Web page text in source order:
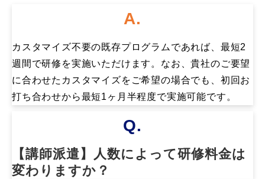
A.
カスタマイズ不要の既存プログラムであれば、最短2
週間で研修を実施いただけます。なお、貴社のご要望
に合わせたカスタマイズをご希望の場合でも、初回お
打ち合わせから最短1ヶ月半程度で実施可能です。
Q.
【講師派遣】人数によって研修料金は
変わりますか？